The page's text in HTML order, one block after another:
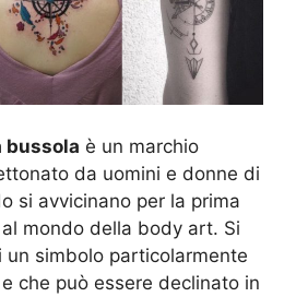
bussola è un marchio
da uomini e donne di
si avvicinano per la prima
mondo della body art. Si
un simbolo particolarmente
che può essere declinato in